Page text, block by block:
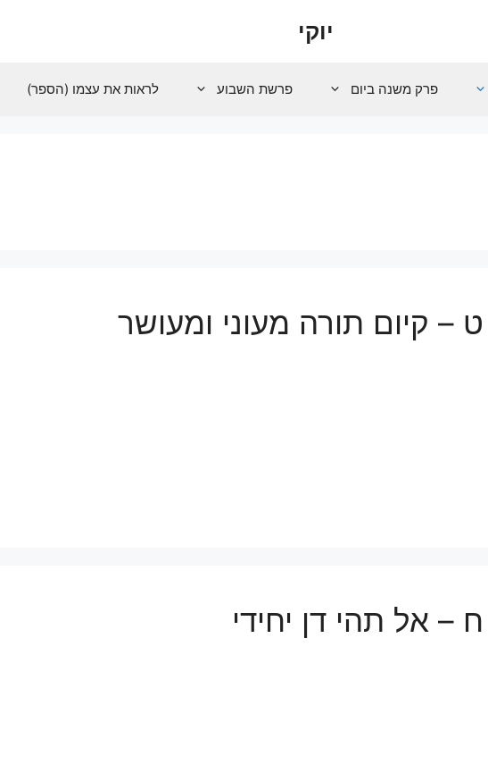
יוקי
פרק משנה ביום פרשת השבוע לראות את עצמו (הספר)
קיום תורה מעוני ומעושר
אל תהי דן יחידי